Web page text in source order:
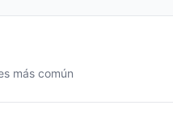
más común